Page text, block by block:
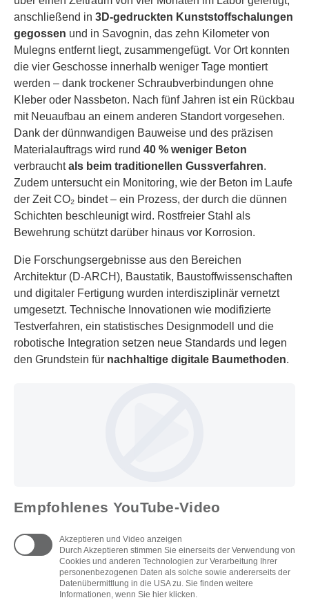
anschließend in 3D-gedruckten Kunststoffschalungen
gegossen und in Savognin, das zehn Kilometer von
Mulegns entfernt liegt, zusammengefügt. Vor Ort konnten
die vier Geschosse innerhalb weniger Tage montiert
werden – dank trockener Schraubverbindungen ohne
Kleber oder Nassbeton. Nach fünf Jahren ist ein Rückbau
mit Neuaufbau an einem anderen Standort vorgesehen.
Dank der dünnwandigen Bauweise und des präzisen
Materialauftrags wird rund 40 % weniger Beton
verbrauchtals beim traditionellen Gussverfahren.
Zudem untersucht ein Monitoring, wie der Beton im Laufe
der Zeit CO₂ bindet – ein Prozess, der durch die dünnen
Schichten beschleunigt wird. Rostfreier Stahl als
Bewehrung schützt darüber hinaus vor Korrosion.
Die Forschungsergebnisse aus den Bereichen
Architektur (D-ARCH), Baustatik, Baustoffwissenschaften
und digitaler Fertigung wurden interdisziplinär vernetzt
umgesetzt. Technische Innovationen wie modifizierte
Testverfahren, ein statistisches Designmodell und die
robotische Integration setzen neue Standards und legen
den Grundstein für nachhaltige digitale Baumethoden.
Empfohlenes YouTube-Video
Akzeptieren und Video anzeigen
Durch Akzeptieren stimmen Sie einerseits der Verwendung von
Cookies und anderen Technologien zur Verarbeitung Ihrer
personenbezogenen Daten als solche sowie andererseits der
Datenübermittlung in die USA zu. Sie finden weitere
Informationen, wenn Sie hier klicken.